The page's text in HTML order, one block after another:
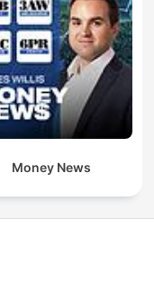
Money News